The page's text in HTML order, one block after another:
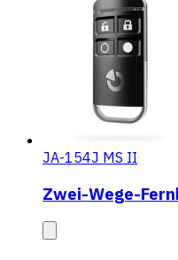
JA-154J MS II
Zwei-Wege-